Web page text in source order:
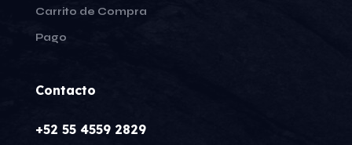
Carrito de Compra
Pago
Contacto
+52 55 4559 2829